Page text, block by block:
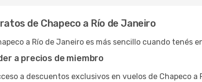
de Chapeco a Río de Janeiro
a Río de Janeiro es más sencillo cuando tenés
a precios de miembro
a descuentos exclusivos en vuelos de Chapeco